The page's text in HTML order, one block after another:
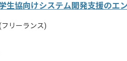
学生協向けシステム開発支援のエ
フリーランス)